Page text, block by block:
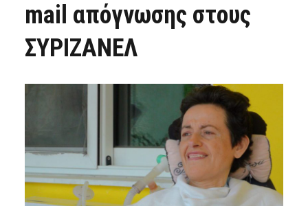
mail απόγνωσης στους
ΣΥΡΙΖΑΝΕΛ